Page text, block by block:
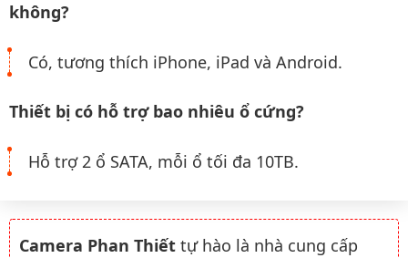
không?
Có, tương thích iPhone, iPad và Android.
Thiết bị có hỗ trợ bao nhiêu ổ cứng?
Hỗ trợ 2 ổ SATA, mỗi ổ tối đa 10TB.
Camera Phan Thiết tự hào là nhà cung cấp